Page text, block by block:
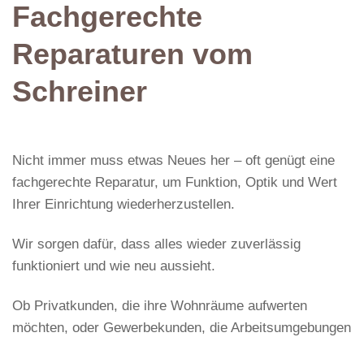
Fachgerechte
Reparaturen vom
Schreiner
Nicht immer muss etwas Neues her – oft genügt eine
fachgerechte Reparatur, um Funktion, Optik und Wert
Ihrer Einrichtung wiederherzustellen.
Wir sorgen dafür, dass alles wieder zuverlässig
funktioniert und wie neu aussieht.
Ob Privatkunden, die ihre Wohnräume aufwerten
möchten, oder Gewerbekunden, die Arbeitsumgebungen